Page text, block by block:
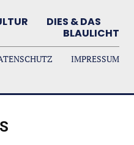
DIES & DAS
BLAULICHT
IMPRESSUM